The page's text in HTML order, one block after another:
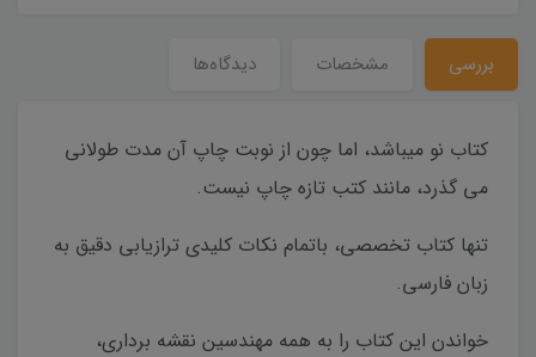
بررسی مشخصات دیدگاه‌ها
کتاب نو میباشد، اما چون از نوبت چاپ آن مدت طولانی
می گذرد، مانند کتب تازه چاپ نیست.
تنها کتاب تخصصی، باتمام نکات کلیدی ترازیابی دقیق به
زبان فارسی.
خواندن این کتاب را به همه مهندسین نقشه برداری،